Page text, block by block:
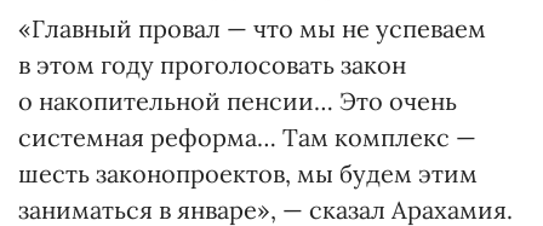
«Главный провал — что мы не успеваем
в этом году проголосовать закон
о накопительной пенсии… Это очень
системная реформа… Там комплекс —
шесть законопроектов, мы будем этим
заниматься в январе», — сказал Арахамия.